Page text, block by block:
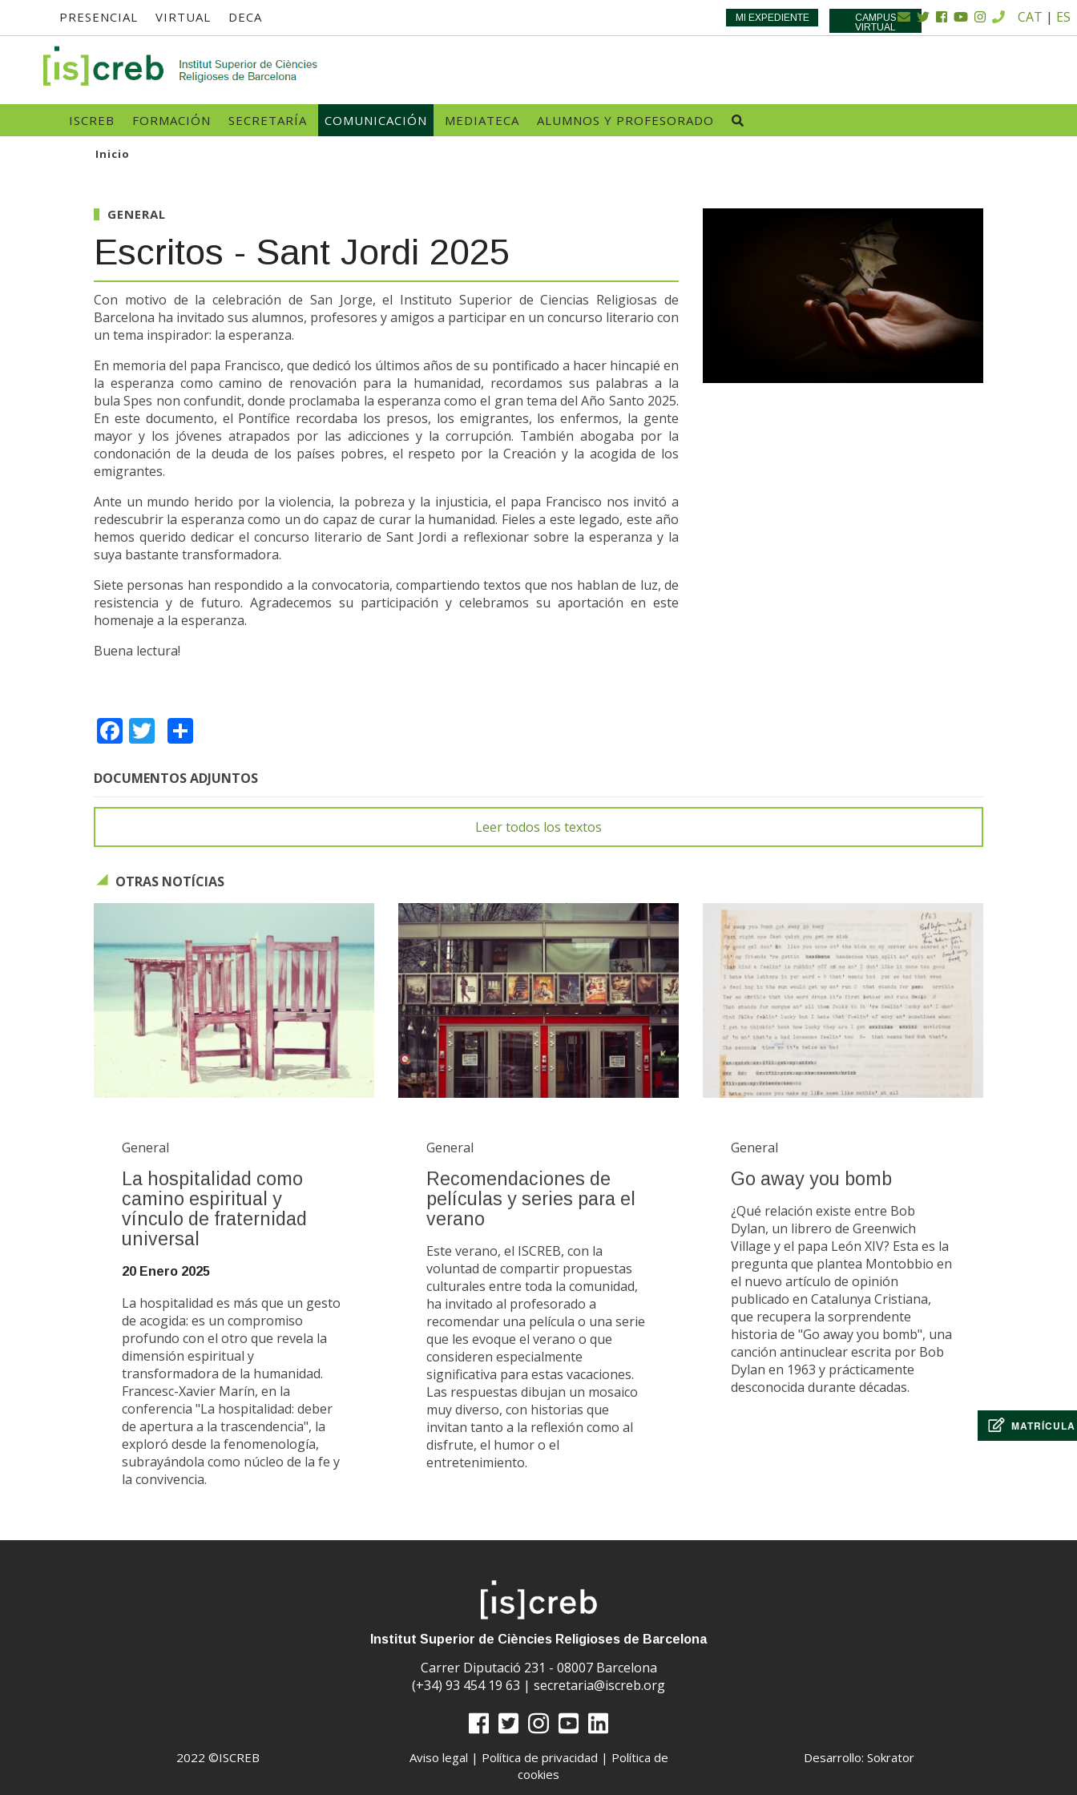
MATRÍCULA
contenido
principal
Menú
superior
SK
PRESENCIAL VIRTUAL DECA MI EXPEDIENTE
CAMPUS
VIRTUAL
CAT | ES
Navegació
principal
ISCREB FORMACIÓN SECRETARÍA COMUNICACIÓN MEDIATECA ALUMNOS Y PROFESORADO
Inicio
GENERAL
Escritos - Sant Jordi 2025
Con motivo de la celebración de San Jorge, el Instituto Superior de Ciencias Religiosas de
Barcelona ha invitado sus alumnos, profesores y amigos a participar en un concurso literario con
un tema inspirador: la esperanza.
En memoria del papa Francisco, que dedicó los últimos años de su pontificado a hacer hincapié en
la esperanza como camino de renovación para la humanidad, recordamos sus palabras a la
bula Spes non confundit, donde proclamaba la esperanza como el gran tema del Año Santo 2025.
En este documento, el Pontífice recordaba los presos, los emigrantes, los enfermos, la gente
mayor y los jóvenes atrapados por las adicciones y la corrupción. También abogaba por la
condonación de la deuda de los países pobres, el respeto por la Creación y la acogida de los
emigrantes.
Ante un mundo herido por la violencia, la pobreza y la injusticia, el papa Francisco nos invitó a
redescubrir la esperanza como un do capaz de curar la humanidad. Fieles a este legado, este año
hemos querido dedicar el concurso literario de Sant Jordi a reflexionar sobre la esperanza y la
suya bastante transformadora.
Siete personas han respondido a la convocatoria, compartiendo textos que nos hablan de luz, de
resistencia y de futuro. Agradecemos su participación y celebramos su aportación en este
homenaje a la esperanza.
Buena lectura!
Facebook
Twitter
DOCUMENTOS ADJUNTOS
Leer todos los textos
OTRAS NOTÍCIAS
General
La hospitalidad como
camino espiritual y
vínculo de fraternidad
universal
20 Enero 2025
La hospitalidad es más que un gesto
de acogida: es un compromiso
profundo con el otro que revela la
dimensión espiritual y
transformadora de la humanidad.
Francesc-Xavier Marín, en la
conferencia "La hospitalidad: deber
de apertura a la trascendencia", la
exploró desde la fenomenología,
subrayándola como núcleo de la fe y
la convivencia.
General
Recomendaciones de
películas y series para el
verano
Este verano, el ISCREB, con la
voluntad de compartir propuestas
culturales entre toda la comunidad,
ha invitado al profesorado a
recomendar una película o una serie
que les evoque el verano o que
consideren especialmente
significativa para estas vacaciones.
Las respuestas dibujan un mosaico
muy diverso, con historias que
invitan tanto a la reflexión como al
disfrute, el humor o el
entretenimiento.
General
Go away you bomb
¿Qué relación existe entre Bob
Dylan, un librero de Greenwich
Village y el papa León XIV? Esta es la
pregunta que plantea Montobbio en
el nuevo artículo de opinión
publicado en Catalunya Cristiana,
que recupera la sorprendente
historia de "Go away you bomb", una
canción antinuclear escrita por Bob
Dylan en 1963 y prácticamente
desconocida durante décadas.
Institut Superior de Ciències Religioses de Barcelona
Carrer Diputació 231 - 08007 Barcelona
(+34) 93 454 19 63 | secretaria@iscreb.org
2022 ©ISCREB Aviso legal | Política de privacidad | Política de
cookies
Desarrollo: Sokrator